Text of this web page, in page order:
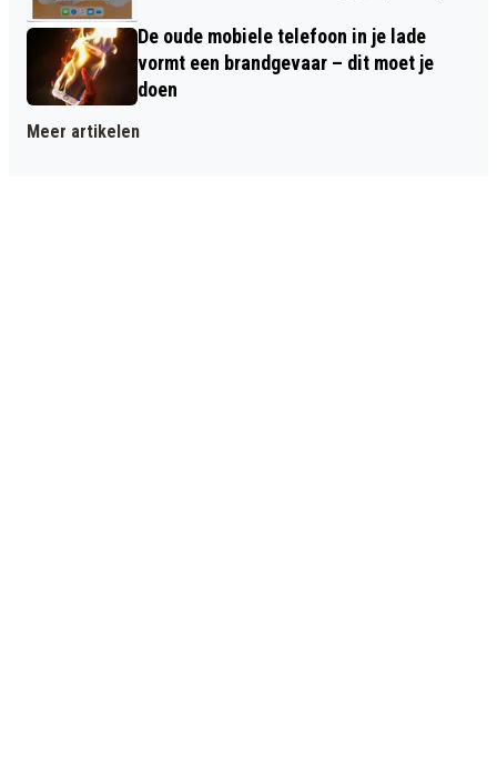
De oude mobiele telefoon in je lade
vormt een brandgevaar – dit moet je
doen
Meer artikelen